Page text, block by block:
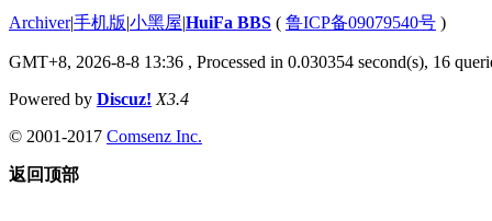
Archiver|手机版|小黑屋|HuiFa BBS ( 鲁ICP备09079540号 )
GMT+8, 2026-8-8 13:36 , Processed in 0.030354 second(s), 16
Powered by Discuz! X3.4
© 2001-2017 Comsenz Inc.
返回顶部